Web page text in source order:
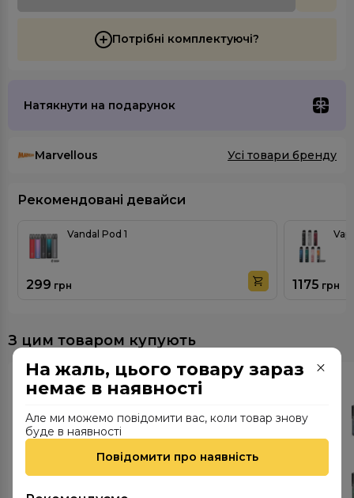
На жаль, цього товару зараз
немає в наявності
Але ми можемо повідомити вас, коли товар знову
буде в наявності
Повідомити про наявність
Потрібні комплектуючі?
Натякнути на подарунок
Marvellous Усі товари бренду
Рекомендовані девайси
Vandal Pod 1
299 грн 1175 грн
З цим товаром купують